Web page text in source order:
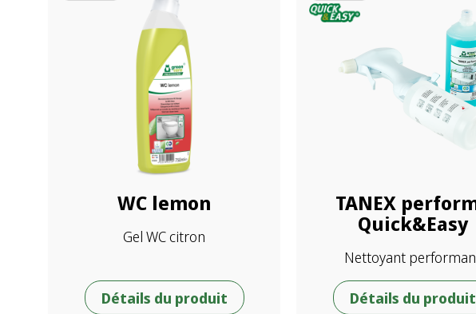
WC lemon
Gel WC citron
Détails du produit
TANEX
Quick&Easy
Nettoyant
Détails du produit